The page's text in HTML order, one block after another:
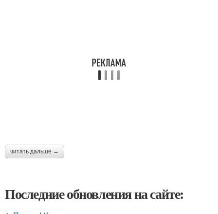
читать дальше →
Последние обновления на сайте: